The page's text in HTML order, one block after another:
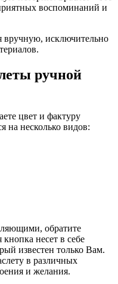
воспоминаний и
вручную, исключительно
ручной
цвет и фактуру
на несколько видов:
обратите
несет в себе
известен только Вам.
в различных
и желания.